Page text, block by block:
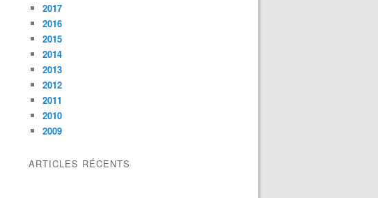
2017
2016
2015
2014
2013
2012
2011
2010
2009
ARTICLES RÉCENTS